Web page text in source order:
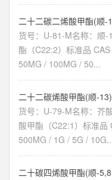
二十二碳二烯酸甲酯(顺
货号：U-81-M名称：顺
酯（C22:2）标准品
50MG / 100MG / 50...
二十二碳烯酸甲酯(顺-
货号：U-79-M名称：芥
酸甲酯（C22:1）标准
500MG / 1G / 5G /
二十碳四烯酸甲酯(顺-